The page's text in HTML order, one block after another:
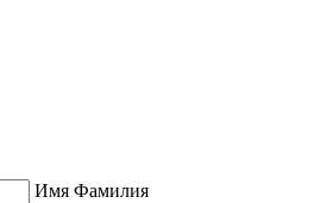
Имя Фамилия